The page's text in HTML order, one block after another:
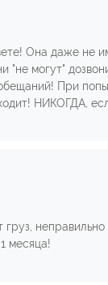
Она даже не
"не могут"
При
НИКОГДА,
месяца!